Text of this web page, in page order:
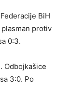
BiH
protiv
0:3.
Odbojkašice
3:0. Po